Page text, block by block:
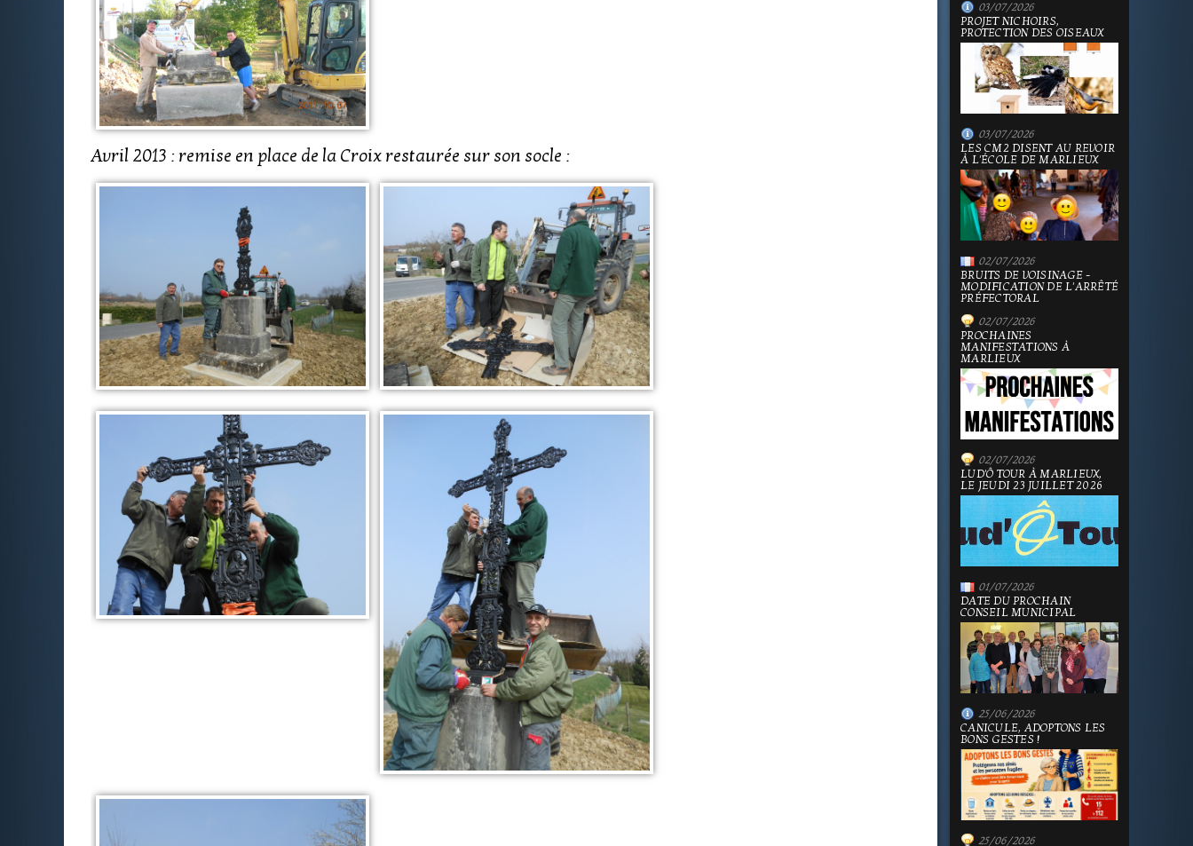
Avril 2013 : remise en place de la Croix restaurée sur son socle :
03/07/2026
PROJET NICHOIRS,
PROTECTION DES OISEAUX
03/07/2026
LES CM2 DISENT AU REVOIR
À L'ÉCOLE DE MARLIEUX
02/07/2026
BRUITS DE VOISINAGE -
MODIFICATION DE L'ARRÊTÉ
PRÉFECTORAL
02/07/2026
PROCHAINES
MANIFESTATIONS À
MARLIEUX
02/07/2026
LUD'Ô TOUR À MARLIEUX,
LE JEUDI 23 JUILLET 2026
01/07/2026
DATE DU PROCHAIN
CONSEIL MUNICIPAL
25/06/2026
CANICULE, ADOPTONS LES
BONS GESTES !
25/06/2026